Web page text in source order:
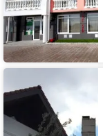
Гостевой
Крым.
Ностальжи